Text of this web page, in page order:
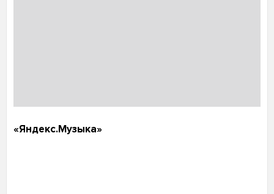
«Яндекс.Музыка»